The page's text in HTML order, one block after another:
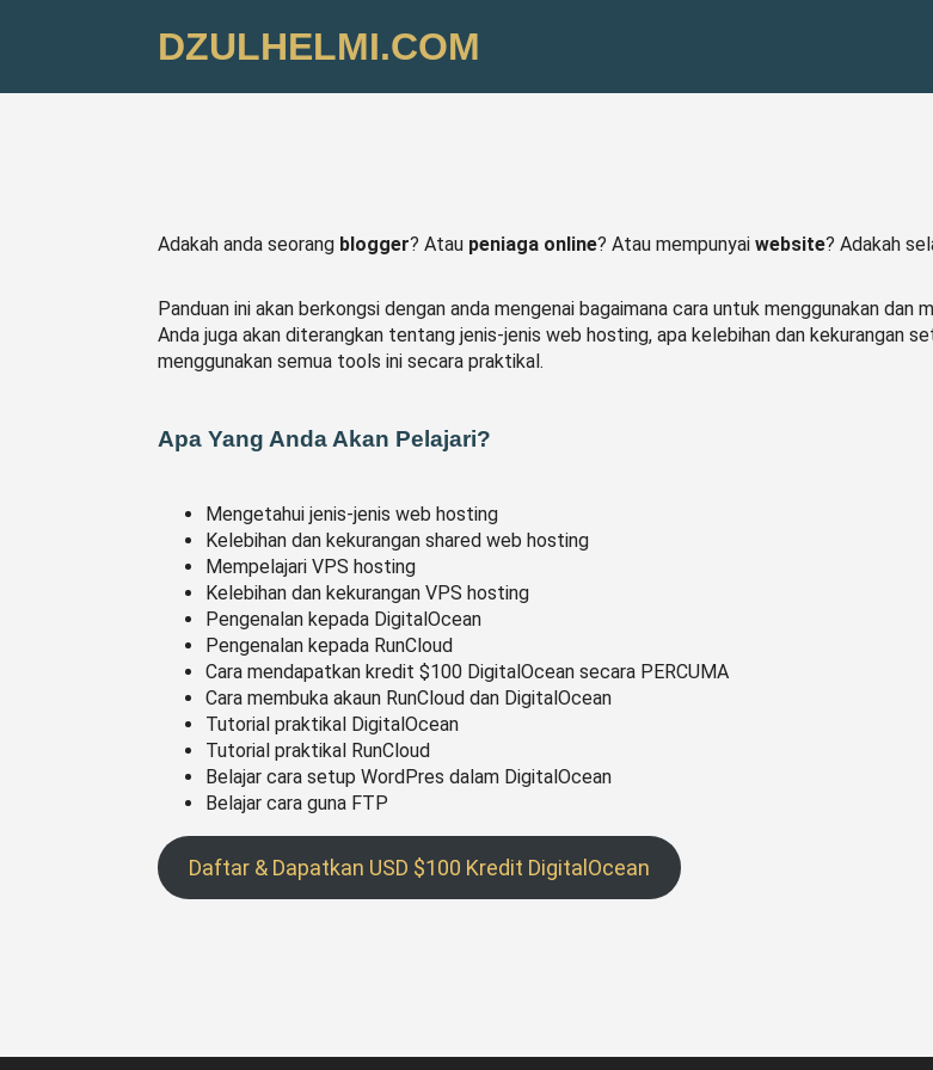
DZULHELMI.COM
Adakah anda seorang blogger? Atau peniaga online? Atau mempunyai website? Adakah
Panduan ini akan berkongsi dengan anda mengenai bagaimana cara untuk menggunakan dan
Anda juga akan diterangkan tentang jenis-jenis web hosting, apa kelebihan dan kekurangan
menggunakan semua tools ini secara praktikal.
Apa Yang Anda Akan Pelajari?
Mengetahui jenis-jenis web hosting
Kelebihan dan kekurangan shared web hosting
Mempelajari VPS hosting
Kelebihan dan kekurangan VPS hosting
Pengenalan kepada DigitalOcean
Pengenalan kepada RunCloud
Cara mendapatkan kredit $100 DigitalOcean secara PERCUMA
Cara membuka akaun RunCloud dan DigitalOcean
Tutorial praktikal DigitalOcean
Tutorial praktikal RunCloud
Belajar cara setup WordPres dalam DigitalOcean
Belajar cara guna FTP
Daftar & Dapatkan USD $100 Kredit DigitalOcean